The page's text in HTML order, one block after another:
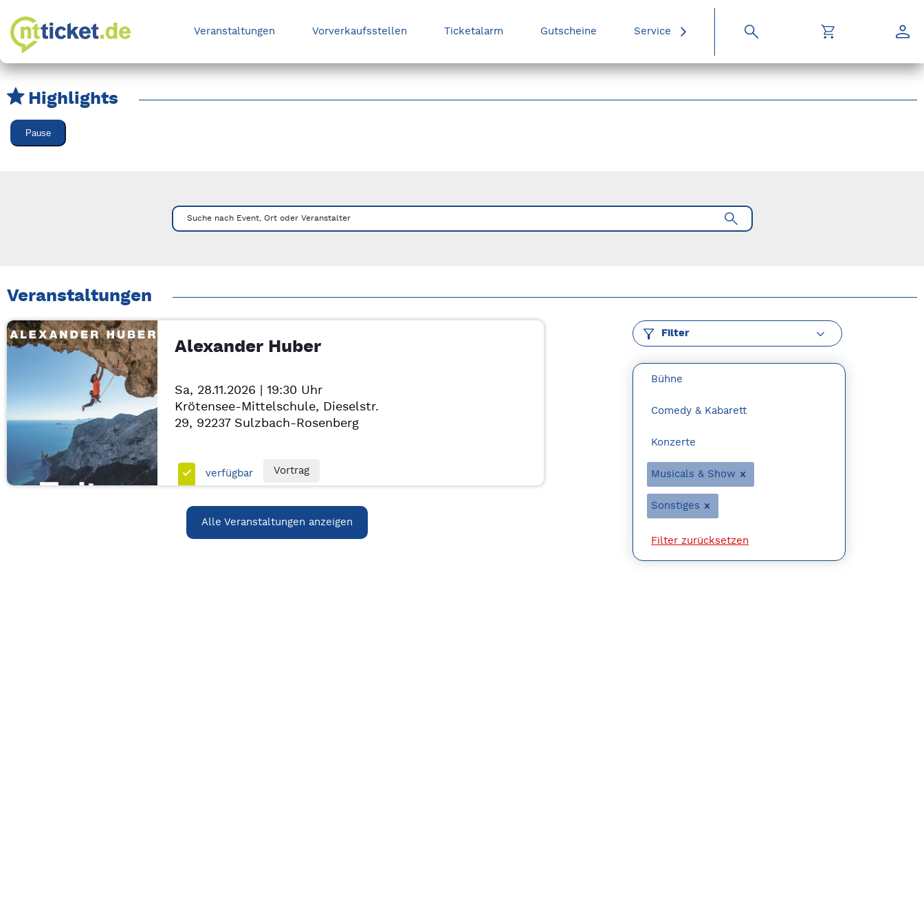
Veranstaltungen Vorverkaufsstellen Ticketalarm Gutscheine Service Suche Warenkorb Konto
Highlights
Karussell Veranstaltungen überspringen
Pause
Suche nach Event, Ort oder Veranstalter
Veranstaltungen
Filter
Bühne
Comedy & Kabarett
Konzerte
Musicals & Show
Sonstiges
Filter zurücksetzen
Alexander Huber
Sa, 28.11.2026 | 19:30 Uhr
Krötensee-Mittelschule, Dieselstr.
29, 92237 Sulzbach-Rosenberg
verfügbar Vortrag
Alle Veranstaltungen anzeigen